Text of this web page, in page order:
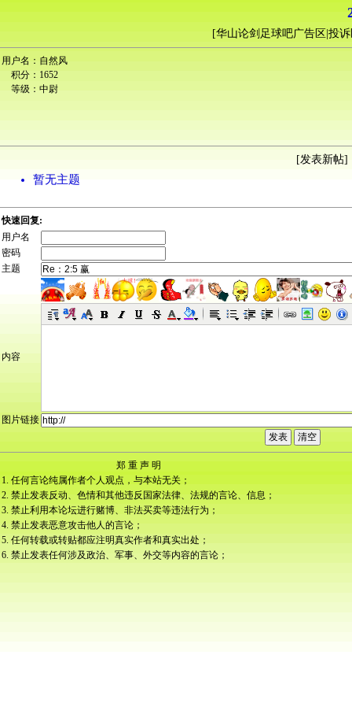
[华山论剑足球吧广告区|投
用户名： 自然风
积分： 1652
等级： 中尉
[发表新帖]
暂无主题
快速回复:
用户名
密码
主题
内容
图片链接
郑 重 声 明
1. 任何言论纯属作者个人观点，与本站无关；
2. 禁止发表反动、色情和其他违反国家法律、法规的言论、信息；
3. 禁止利用本论坛进行赌博、非法买卖等违法行为；
4. 禁止发表恶意攻击他人的言论；
5. 任何转载或转贴都应注明真实作者和真实出处；
6. 禁止发表任何涉及政治、军事、外交等内容的言论；